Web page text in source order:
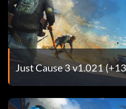
Just Cause 3 v1.021